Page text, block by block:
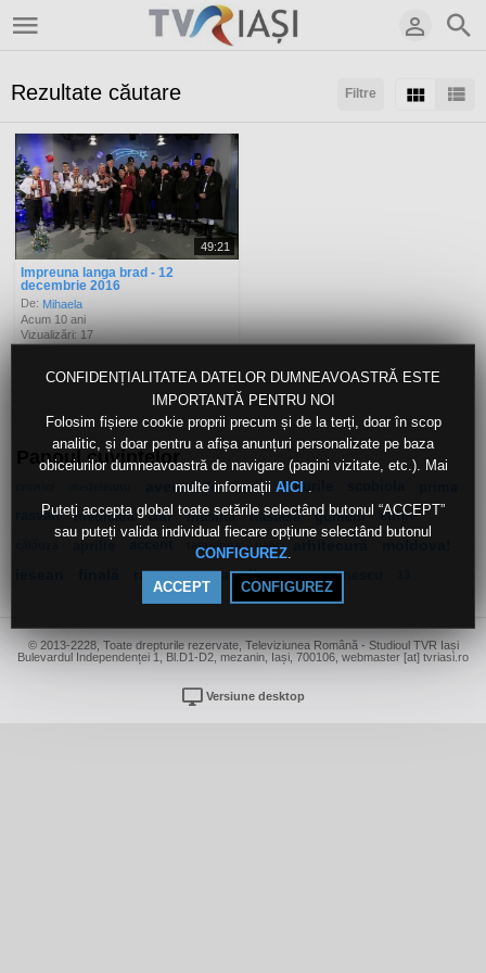
CONFIDENȚIALITATEA DATELOR DUMNEAVOASTRĂ ESTE
IMPORTANTĂ PENTRU NOI
Folosim fișiere cookie proprii precum și de la terți, doar în scop
analitic, și doar pentru a afișa anunțuri personalizate pe baza
obiceiurilor dumneavoastră de navigare (pagini vizitate, etc.). Mai
multe informații AICI .
Puteți accepta global toate setările selectând butonul “ACCEPT”
sau puteți valida individual fiecare opțiune selectând butonul
CONFIGUREZ.
ACCEPT CONFIGUREZ
Filtre
Rezultate căutare
Sortaţi după:
49:21
Impreuna langa brad - 12
decembrie 2016
De: Mihaela
Acum 10 ani
Vizualizări: 17
Panoul cuvintelor
aventurile iunie miturile
rasvan medicală dar masina nastasa gumeni ediție
tataranga naiv
razvan arena din constantinescu
© 2013-2228, Toate drepturile rezervate, Televiziunea Română - Studioul TVR Iași
Bulevardul Independenței 1, Bl.D1-D2, mezanin, Iași, 700106, webmaster [at] tvriasi.ro
Versiune desktop